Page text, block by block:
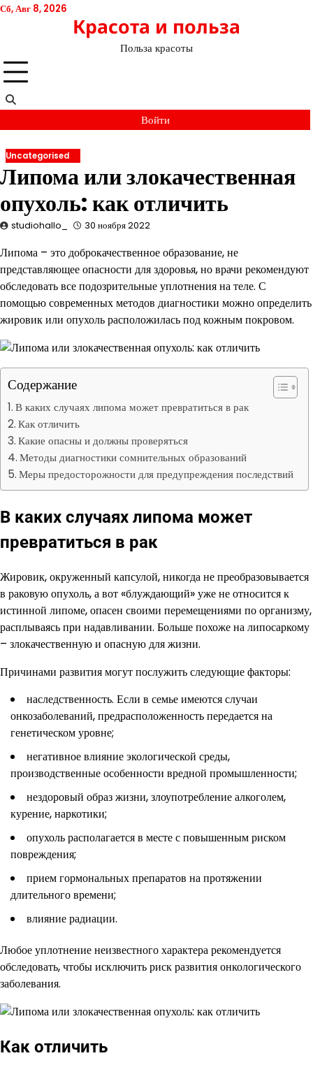
Перейти
Сб, Авг 8, 2026
Красота и польза
Польза красоты
Войти
Uncategorised
Липома или злокачественная
опухоль: как отличить
studiohallo_ 30 ноября 2022
Липома – это доброкачественное образование, не
представляющее опасности для здоровья, но врачи рекомендуют
обследовать все подозрительные уплотнения на теле. С
помощью современных методов диагностики можно определить
жировик или опухоль расположилась под кожным покровом.
Содержание
В каких случаях липома может превратиться в рак
Как отличить
Какие опасны и должны проверяться
Методы диагностики сомнительных образований
Меры предосторожности для предупреждения последствий
В каких случаях липома может
превратиться в рак
Жировик, окруженный капсулой, никогда не преобразовывается
в раковую опухоль, а вот «блуждающий» уже не относится к
истинной липоме, опасен своими перемещениями по организму,
расплываясь при надавливании. Больше похоже на липосаркому
– злокачественную и опасную для жизни.
Причинами развития могут послужить следующие факторы:
наследственность. Если в семье имеются случаи
онкозаболеваний, предрасположенность передается на
генетическом уровне;
негативное влияние экологической среды,
производственные особенности вредной промышленности;
нездоровый образ жизни, злоупотребление алкоголем,
курение, наркотики;
опухоль располагается в месте с повышенным риском
повреждения;
прием гормональных препаратов на протяжении
длительного времени;
влияние радиации.
Любое уплотнение неизвестного характера рекомендуется
обследовать, чтобы исключить риск развития онкологического
заболевания.
Как отличить